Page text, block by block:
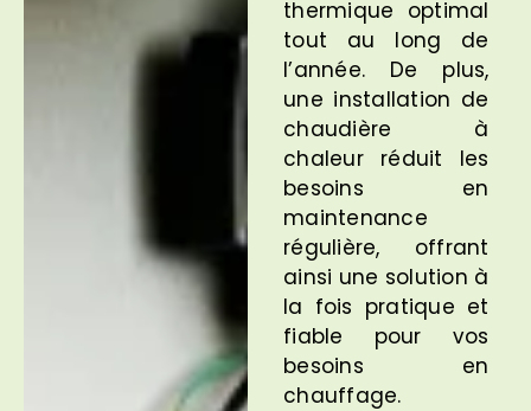
thermique optimal
tout au long de
l’année. De plus,
une installation de
chaudière à
chaleur réduit les
besoins en
maintenance
régulière, offrant
ainsi une solution à
la fois pratique et
fiable pour vos
besoins en
chauffage.